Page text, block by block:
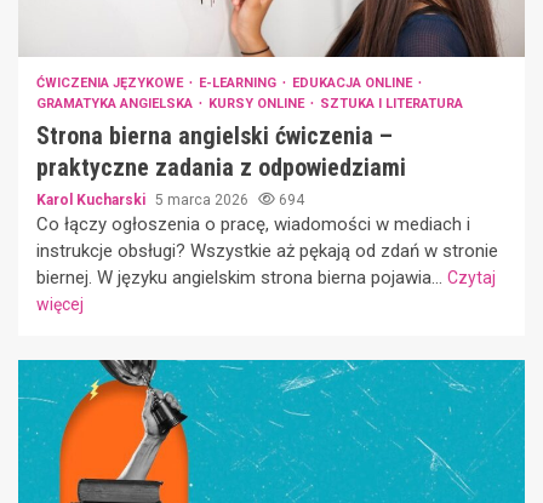
ĆWICZENIA JĘZYKOWE E-LEARNING
EDUKACJA ONLINE
GRAMATYKA ANGIELSKA
KURSY ONLINE SZTUKA I LITERATURA
Strona bierna angielski ćwiczenia –
praktyczne zadania z odpowiedziami
Karol Kucharski 5 marca 2026 694
Co łączy ogłoszenia o pracę, wiadomości w mediach i
instrukcje obsługi? Wszystkie aż pękają od zdań w stronie
biernej. W języku angielskim strona bierna pojawia... Czytaj
więcej